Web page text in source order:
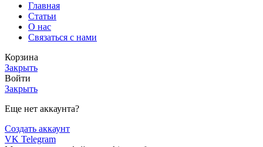
Главная
Статьи
О нас
Связаться с нами
Корзина
Закрыть
Войти
Закрыть
Еще нет аккаунта?
Создать аккаунт
VK Telegram